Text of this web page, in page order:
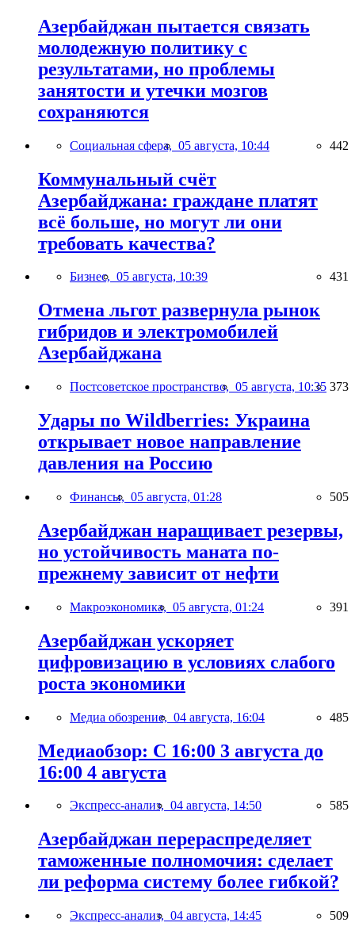
Азербайджан пытается связать
молодежную политику с
результатами, но проблемы
занятости и утечки мозгов
сохраняются
Социальная сфера, 05 августа, 10:44 442
Коммунальный счёт
Азербайджана: граждане платят
всё больше, но могут ли они
требовать качества?
Бизнес, 05 августа, 10:39 431
Отмена льгот развернула рынок
гибридов и электромобилей
Азербайджана
Постсоветское пространство, 05 августа, 10:35 373
Удары по Wildberries: Украина
открывает новое направление
давления на Россию
Финансы, 05 августа, 01:28 505
Азербайджан наращивает резервы,
но устойчивость маната по-
прежнему зависит от нефти
Макроэкономика, 05 августа, 01:24 391
Азербайджан ускоряет
цифровизацию в условиях слабого
роста экономики
Медиа обозрение, 04 августа, 16:04 485
Медиаобзор: С 16:00 3 августа до
16:00 4 августа
Экспресс-анализ, 04 августа, 14:50 585
Азербайджан перераспределяет
таможенные полномочия: сделает
ли реформа систему более гибкой?
Экспресс-анализ, 04 августа, 14:45 509